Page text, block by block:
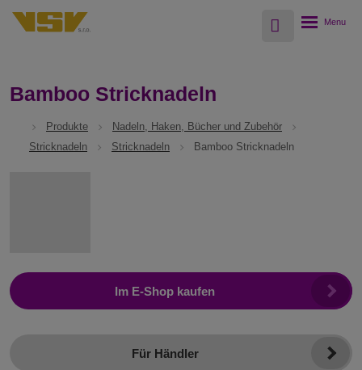
Vyhledávání
Rozbalení
Bamboo Stricknadeln
Produkte
Nadeln, Haken, Bücher und Zubehör
Stricknadeln
Stricknadeln Bamboo Stricknadeln
Im E-Shop kaufen
Für Händler